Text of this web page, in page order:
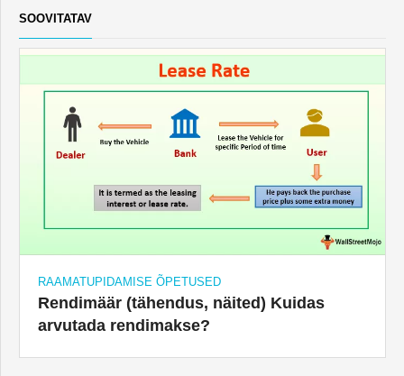
SOOVITATAV
RAAMATUPIDAMISE ÕPETUSED
Rendimäär (tähendus, näited) Kuidas
arvutada rendimakse?